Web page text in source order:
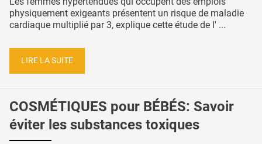
physiquement exigeants présentent un risque de maladie
cardiaque multiplié par 3, explique cette étude de l' ...
LIRE LA SUITE
COSMÉTIQUES pour BÉBÉS: Savoir
éviter les substances toxiques